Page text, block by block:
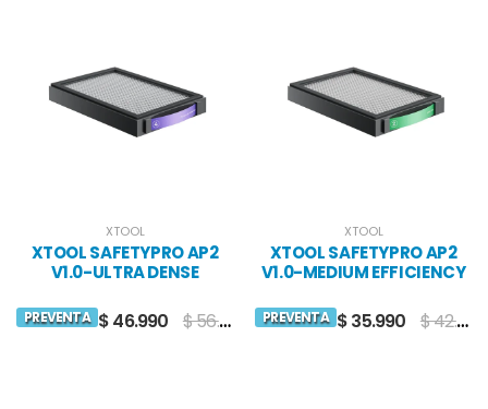
XTOOL
XTOOL SAFETYPRO AP2
V1.0-ULTRA DENSE
PREVENTA $ 46.990 $ 56.990
XTOOL
XTOOL SAFETYPRO AP2
V1.0-MEDIUM EFFICIENCY
PREVENTA $ 35.990 $ 42.990